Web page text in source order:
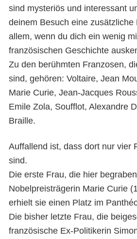
sind mysteriös und interessant
deinem Besuch eine zusätzliche
allem, wenn du dich ein wenig
französischen Geschichte
Zu den berühmten Franzosen,
sind, gehören: Voltaire, Jean
Marie Curie, Jean-Jacques
Emile Zola, Soufflot, Alexandre
Braille.
Auffallend ist, dass dort nur vier
sind.
Die erste Frau, die hier
Nobelpreisträgerin Marie Curie
erhielt sie einen Platz im
Die bisher letzte Frau, die
französische Ex-Politikerin